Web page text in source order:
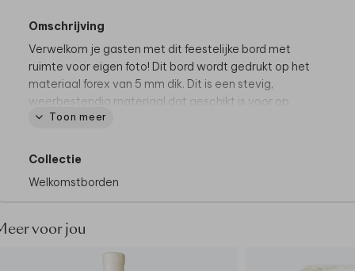
Omschrijving
Verwelkom je gasten met dit feestelijke bord met
ruimte voor eigen foto! Dit bord wordt gedrukt op het
materiaal forex van 5 mm dik. Dit is een stevig,
weerbestendig materiaal dat geschikt is voor op
bijvoorbeeld een schildersezel.
deze stijl.
Toon meer
Collectie
Welkomstborden
voor jou